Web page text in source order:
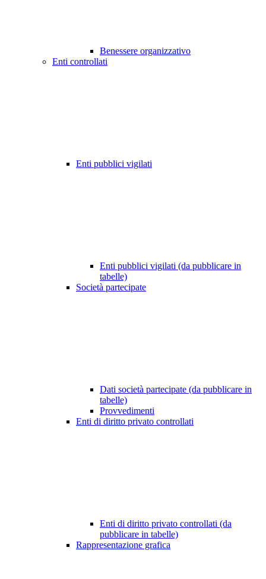
Benessere organizzativo
Enti controllati
Enti pubblici vigilati
Enti pubblici vigilati (da pubblicare in
tabelle)
Società partecipate
Dati società partecipate (da pubblicare in
tabelle)
Provvedimenti
Enti di diritto privato controllati
Enti di diritto privato controllati (da
pubblicare in tabelle)
Rappresentazione grafica